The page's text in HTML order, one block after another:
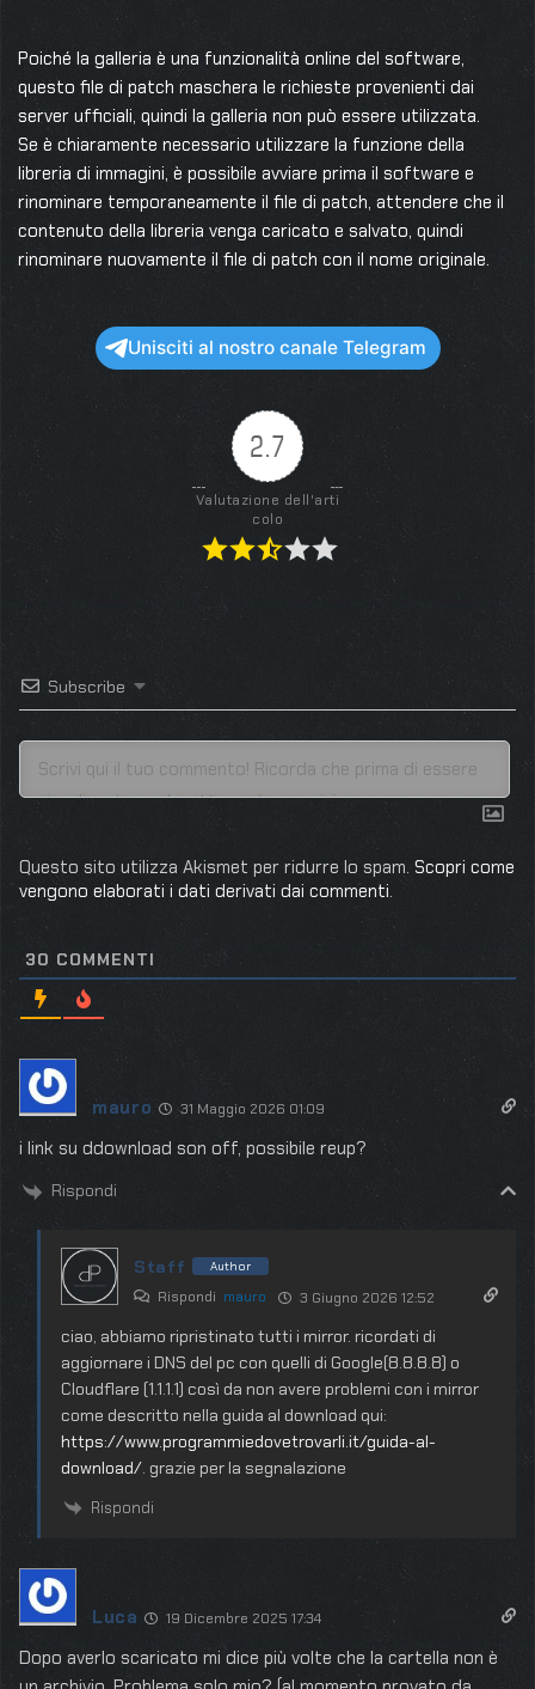
Poiché la galleria è una funzionalità online del software,
questo file di patch maschera le richieste provenienti dai
server ufficiali, quindi la galleria non può essere utilizzata.
Se è chiaramente necessario utilizzare la funzione della
libreria di immagini, è possibile avviare prima il software e
rinominare temporaneamente il file di patch, attendere che il
contenuto della libreria venga caricato e salvato, quindi
rinominare nuovamente il file di patch con il nome originale.
Unisciti al nostro canale Telegram
2.7
Valutazione dell'arti
colo
Subscribe
Questo sito utilizza Akismet per ridurre lo spam. Scopri come
vengono elaborati i dati derivati dai commenti.
30 COMMENTI
mauro 31 Maggio 2026 01:09
i link su ddownload son off, possibile reup?
Rispondi
Staff Author
Rispondi mauro 3 Giugno 2026 12:52
ciao, abbiamo ripristinato tutti i mirror. ricordati di
aggiornare i DNS del pc con quelli di Google(8.8.8.8) o
Cloudflare (1.1.1.1) così da non avere problemi con i mirror
come descritto nella guida al download qui:
https://www.programmiedovetrovarli.it/guida-al-
download/ . grazie per la segnalazione
Rispondi
Luca 19 Dicembre 2025 17:34
Dopo averlo scaricato mi dice più volte che la cartella non è